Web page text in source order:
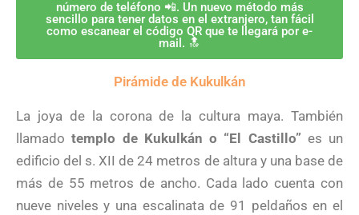
número de teléfono 📲. Un nuevo método más
sencillo para tener datos en el extranjero, tan fácil
como escanear el código QR que te llegará por e-
mail. 🔝
Pirámide de Kukulkán
La joya de la corona de la cultura maya. También
llamadotemplo de Kukulkán o “El Castillo” es un
edificio del s. XII de 24 metros de altura y una base de
más de 55 metros de ancho. Cada lado cuenta con
nueve niveles y una escalinata de 91 peldaños en el